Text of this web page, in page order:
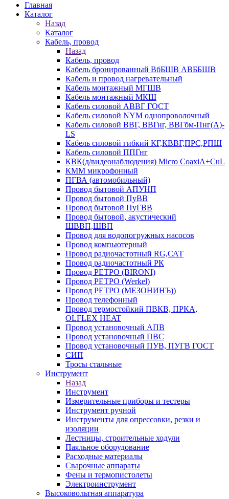
Главная
Каталог
Назад
Каталог
Кабель, провод
Назад
Кабель, провод
Кабель бронированный ВбБШВ АВББШВ
Кабель и провод нагревательный
Кабель монтажный МГШВ
Кабель монтажный МКШ
Кабель силовой АВВГ ГОСТ
Кабель силовой NYM однопроволочный
Кабель силовой ВВГ, ВВГнг, ВВГбм-Пнг(А)-
LS
Кабель силовой гибкий КГ,КВВГ,ПРС,РПШ
Кабель силовой ППГнг
КВК(д/видеонаблюдения) Micro CoaxiA+CuL
КММ микрофонный
ПГВА (автомобильный)
Провод бытовой АПУНП
Провод бытовой ПуВВ
Провод бытовой ПуГВВ
Провод бытовой, акустический
ШВВП,ШВП
Провод для водопогружных насосов
Провод компьютерный
Провод радиочастотный RG,САТ
Провод радиочастотный РК
Провод РЕТРО (BIRONI)
Провод РЕТРО (Werkel)
Провод РЕТРО (МЕЗОНИНЪ))
Провод телефонный
Провод термостойкий ПВКВ, ПРКА,
OLFLEX HEAT
Провод установочный АПВ
Провод установочный ПВС
Провод установочный ПУВ, ПУГВ ГОСТ
СИП
Тросы стальные
Инструмент
Назад
Инструмент
Измерительные приборы и тестеры
Инструмент ручной
Инструменты для опрессовки, резки и
изоляции
Лестницы, строительные ходули
Паяльное оборудование
Расходные материалы
Сварочные аппараты
Фены и термопистолеты
Электроинструмент
Высоковольтная аппаратура